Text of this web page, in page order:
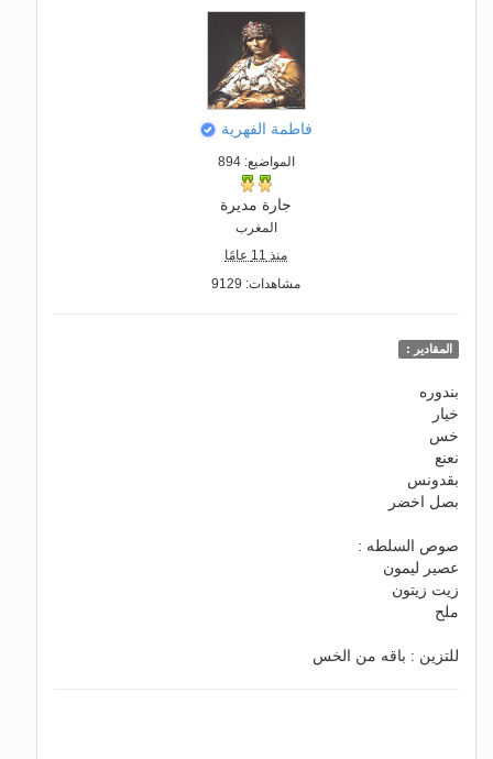
فاطمة الفهرية
المواضيع: 894
جارة مديرة
المغرب
منذ 11 عامًا
مشاهدات: 9129
المقادير :
بندوره
خيار
خس
نعنع
بقدونس
بصل اخضر
صوص السلطه :
عصير ليمون
زيت زيتون
ملح
للتزين : باقه من الخس